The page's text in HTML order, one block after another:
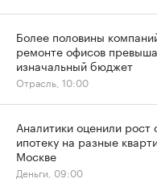
Более половины
ремонте офисов
изначальный бюджет
Отрасль, 10:00
Аналитики оценили рост
ипотеку на разные
Москве
Деньги, 09:00